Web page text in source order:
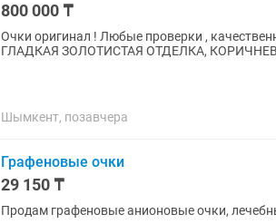
800 000 ₸
Очки оригинал ! Любые проверки ,
ГЛАДКАЯ ЗОЛОТИСТАЯ ОТДЕЛКА,
Шымкент, позавчера
Графеновые очки
29 150 ₸
Продам графеновые анионовые очки,